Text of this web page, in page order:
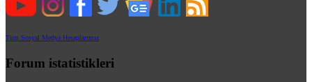
Tüm Sosyal Medya Hesaplarımız
Forum istatistikleri